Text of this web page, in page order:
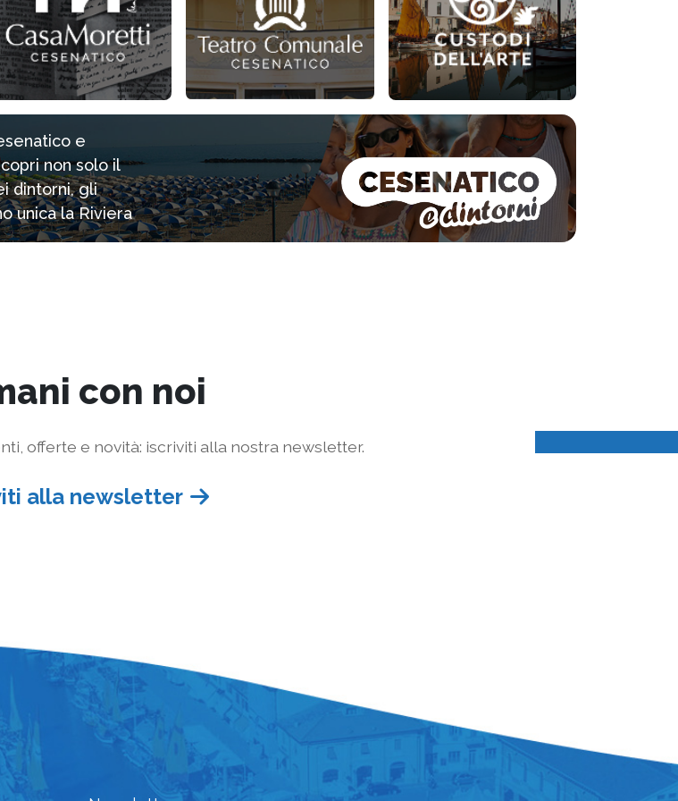
e
non solo il
dintorni, gli
unica la Riviera
con noi
offerte e novità: iscriviti alla nostra newsletter.
alla newsletter